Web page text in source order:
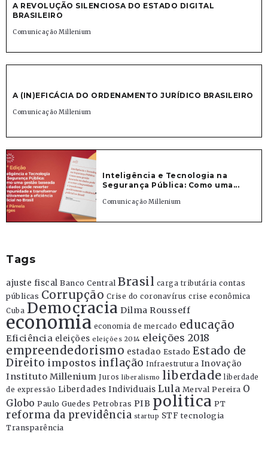
A REVOLUÇÃO SILENCIOSA DO ESTADO DIGITAL
BRASILEIRO
Comunicação Millenium
A (IN)EFICÁCIA DO ORDENAMENTO JURÍDICO BRASILEIRO
Comunicação Millenium
Inteligência e Tecnologia na
Segurança Pública: Como uma...
Comunicação Millenium
Tags
ajuste fiscal Banco Central Brasil carga tributária contas
públicas Corrupção Crise do coronavírus crise econômica
Cuba Democracia Dilma Rousseff
economia economia de mercado educação
Eficiência eleições eleições 2014 eleições 2018
empreendedorismo estadao Estado Estado de
Direito impostos inflação Infraestrutura Inovação
Instituto Millenium Juros liberalismo liberdade liberdade
de expressão Liberdades Individuais Lula Merval Pereira O
Globo Paulo Guedes Petrobras PIB politica PT
reforma da previdência startup STF tecnologia
Transparência